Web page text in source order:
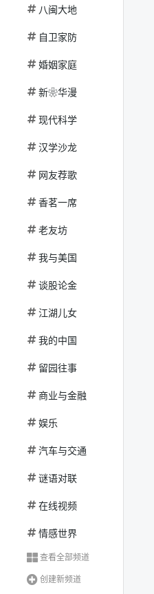
八闽大地
自卫家防
婚姻家庭
新❀华漫
现代科学
汉学沙龙
网友荐歌
香茗一席
老友坊
我与美国
谈股论金
江湖儿女
我的中国
留园往事
商业与金融
娱乐
汽车与交通
谜语对联
在线视频
情感世界
查看全部频道
创建新频道